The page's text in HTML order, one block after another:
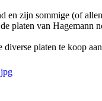
en zijn sommige (of
platen van Hagemann
diverse platen te koop